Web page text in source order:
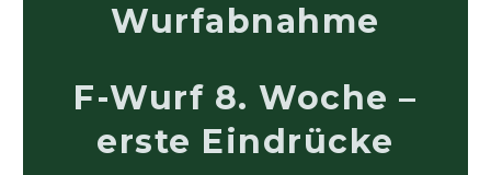
Wurfabnahme
F-Wurf 8. Woche –
erste Eindrücke